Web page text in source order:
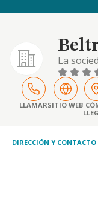
La
y
LLAMARSITIO WEB
DIRECCIÓN Y CONTACTO